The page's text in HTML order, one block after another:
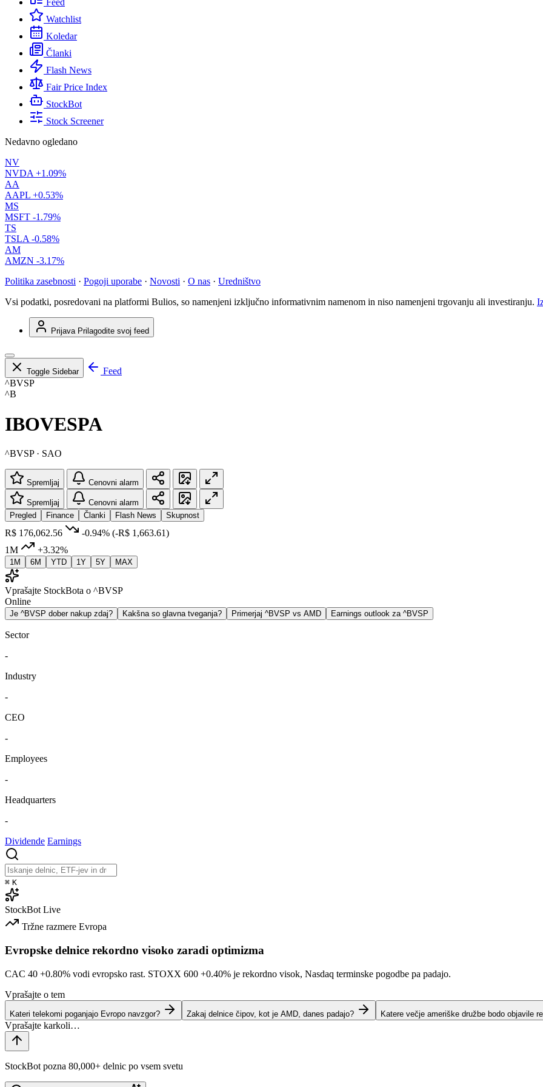
Feed
Watchlist
Koledar
Članki
Flash News
Fair Price Index
StockBot
Stock Screener
Nedavno ogledano
NV
NVDA +1.09%
AA
AAPL +0.53%
MS
MSFT -1.79%
TS
TSLA -0.58%
AM
AMZN -3.17%
Politika zasebnosti · Pogoji uporabe · Novosti · O nas · Uredništvo
Vsi podatki, posredovani na platformi Bulios, so namenjeni izključno informativnim namenom in niso namenjeni trgovanju ali investiranju.
Prijava Prilagodite svoj feed
Toggle Sidebar
Feed
^BVSP
^B
IBOVESPA
^BVSP · SAO
Spremljaj Cenovni alarm
Spremljaj
Cenovni alarm
Pregled
Finance Članki Flash News Skupnost
R$ 176,062.56 -0.94% (-R$ 1,663.61)
1M
+3.32%
1M 6M YTD 1Y 5Y MAX
Vprašajte StockBota o ^BVSP
Online
Je ^BVSP dober nakup zdaj? Kakšna so glavna tveganja? Primerjaj ^BVSP vs AMD Earnings outlook za ^BVSP
Sector
-
Industry
-
CEO
-
Employees
-
Headquarters
-
Dividende Earnings
⌘ K
StockBot Live
Tržne razmere Evropa
Evropske delnice rekordno visoko zaradi optimizma
CAC 40 +0.80% vodi evropsko rast. STOXX 600 +0.40% je rekordno visok, Nasdaq terminske pogodbe pa padajo.
Vprašajte o tem
Kateri telekomi poganjajo Evropo navzgor? Zakaj delnice čipov, kot je AMD, danes padajo? Katere večje ameriške družbe bodo objavile
StockBot pozna 80,000+ delnic po vsem svetu